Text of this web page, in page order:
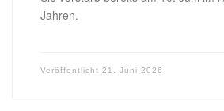
Jahren.
Veröffentlicht 21. Juni 2026